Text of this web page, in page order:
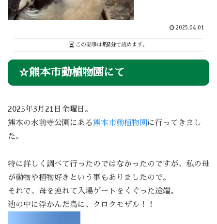
2025.04.01
この記事は約2分で読めます。
☆熊本市動植物園にて
2025年3月21日金曜日。
熊本の水前寺公園にある熊本市動植物園 に行ってきまし
た。
特に詳しく調べて行ったのではなかったのですが、私の母
が動物や植物好きという事もありましたので。
それで、母を連れて入場ゲートをくぐった途端。
池の中に浮かんだ島に、クロクモザル！！